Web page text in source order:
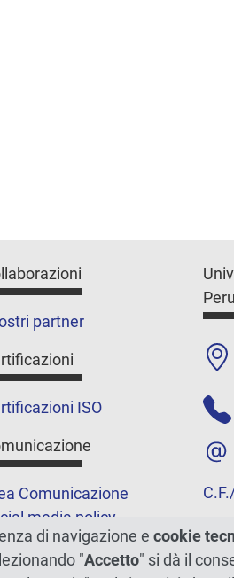
partner
ISO
Comunicazione
media policy
e shop
di navigazione e cookie
"Accetto" si dà il